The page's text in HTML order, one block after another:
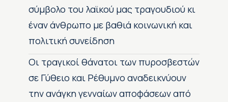
σύμβολο του λαϊκού μας τραγουδιού κι
έναν άνθρωπο με βαθιά κοινωνική και
πολιτική συνείδηση
Οι τραγικοί θάνατοι των πυροσβεστών
σε Γύθειο και Ρέθυμνο αναδεικνύουν
την ανάγκη γενναίων αποφάσεων από